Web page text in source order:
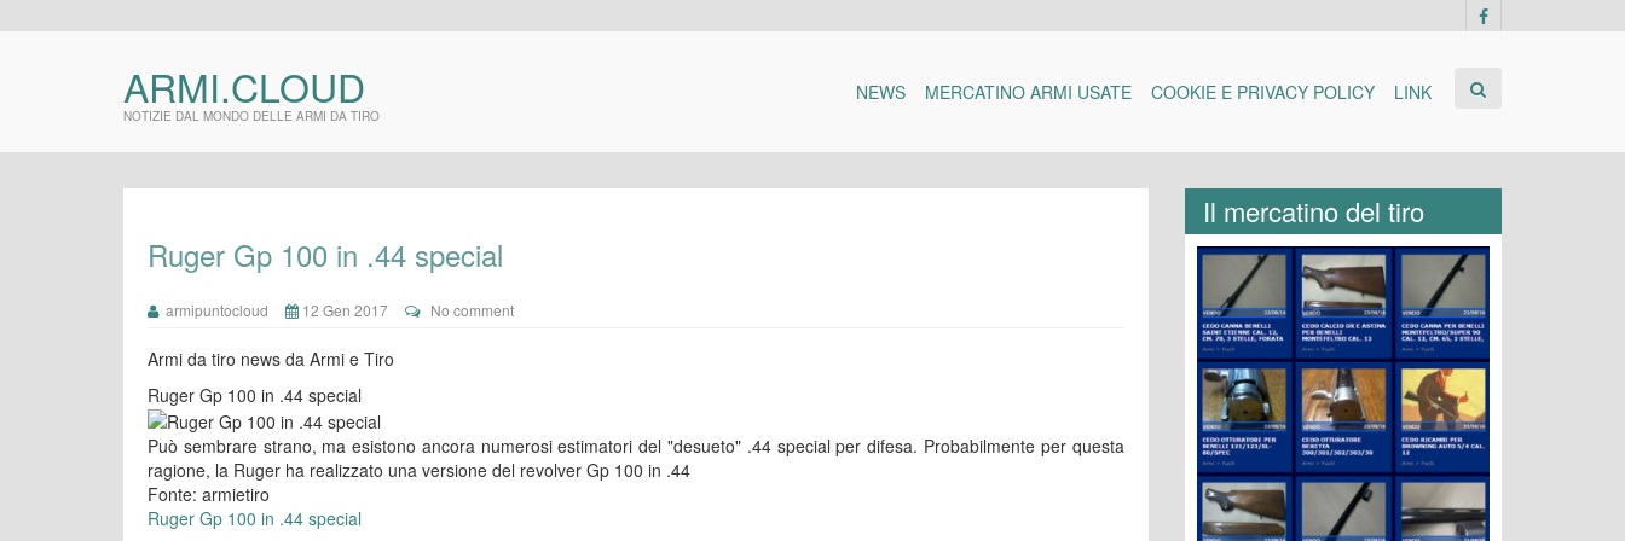
ARMI.CLOUD
NOTIZIE DAL MONDO DELLE ARMI DA TIRO
NEWS MERCATINO ARMI USATE COOKIE E PRIVACY POLICY LINK
Ruger Gp 100 in .44 special
armipuntocloud 12 Gen 2017 No comment
Armi da tiro news da Armi e Tiro
Ruger Gp 100 in .44 special
Può sembrare strano, ma esistono ancora numerosi estimatori del "desueto" .44 special per difesa. Probabilmente per questa
ragione, la Ruger ha realizzato una versione del revolver Gp 100 in .44
Fonte: armietiro
Ruger Gp 100 in .44 special
Il mercatino del tiro